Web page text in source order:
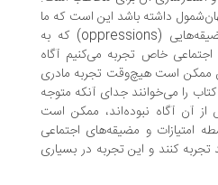
داشته باشد این است که ما
به امتیازات (privileges) و مضیقه‌هایی (oppressions) که به
خاص تجربه می‌کنیم آگاه
است هیچ‌وقت تجربه مادری
می‌خوانند جدای آنکه متوجه
نبوده‌اند، ممکن است
و مضیقه‌های اجتماعی
و این تجربه در بسیاری